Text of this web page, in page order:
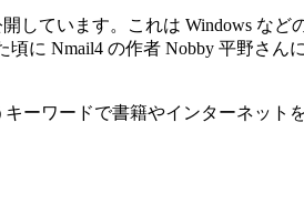
しています。これは Windows など
に Nmail4 の作者 Nobby 平野さん
ーワードで書籍やインターネット